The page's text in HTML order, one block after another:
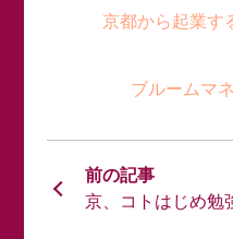
京都から起業す
ブルームマ
京、コトはじめ